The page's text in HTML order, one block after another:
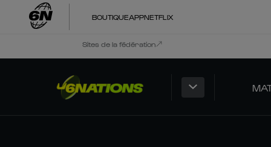
BOUTIQUEAPPNETFLIX
Sites de la fédération